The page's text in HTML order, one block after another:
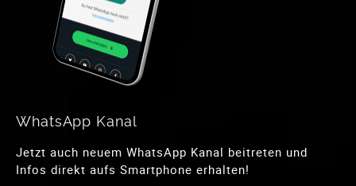
WhatsApp Kanal
Jetzt auch neuem WhatsApp Kanal beitreten und
Infos direkt aufs Smartphone erhalten!